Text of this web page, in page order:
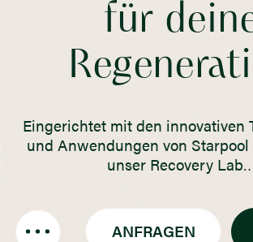
ANFRAGEN
für
Eingerichtet mit den innovativen
und Anwendungen von
unser Recovery